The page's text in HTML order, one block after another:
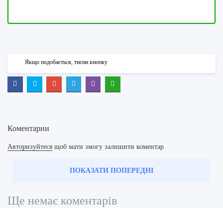
Якщо подобається, тисни кнопку
Коментарии
Авторизуйтеся щоб мати змогу залишити коментар
ПОКАЗАТИ ПОПЕРЕДНІ
Ще немає коментарів